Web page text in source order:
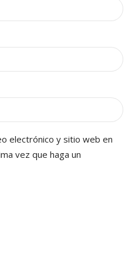
electrónico y sitio web en
vez que haga un